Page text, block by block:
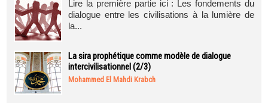
Lire la première partie ici : Les fondements du
dialogue entre les civilisations à la lumière de
la...
La sira prophétique comme modèle de dialogue
intercivilisationnel (2/3)
Mohammed El Mahdi Krabch